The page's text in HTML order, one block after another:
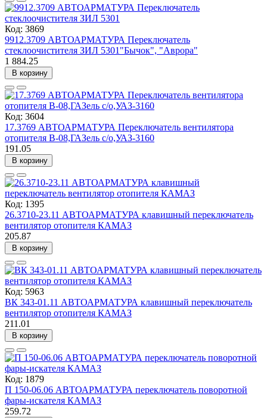
Код: 3869
9912.3709 АВТОАРМАТУРА Переключатель
стеклоочистителя ЗИЛ 5301"Бычок", "Аврора"
1 884.25
В корзину
Код: 3604
17.3769 АВТОАРМАТУРА Переключатель вентилятора
отопителя В-08,ГАЗель с/о,УАЗ-3160
191.05
В корзину
Код: 1395
26.3710-23.11 АВТОАРМАТУРА клавишный переключатель
вентилятор отопителя КАМАЗ
205.87
В корзину
Код: 5963
ВК 343-01.11 АВТОАРМАТУРА клавишный переключатель
вентилятор отопителя КАМАЗ
211.01
В корзину
Код: 1879
П 150-06.06 АВТОАРМАТУРА переключатель поворотной
фары-искателя КАМАЗ
259.72